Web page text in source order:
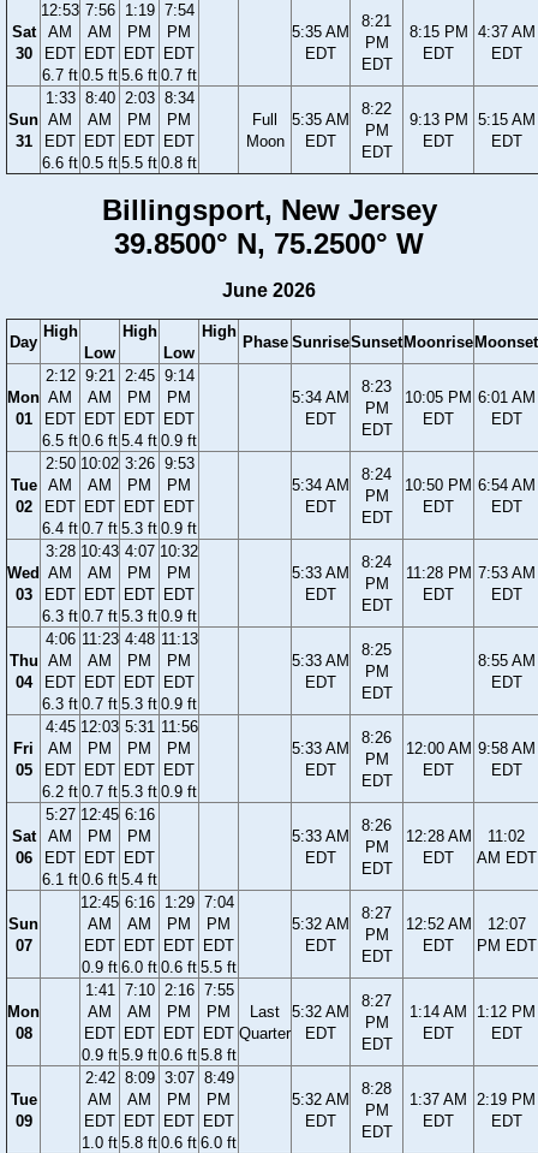
Sat
30
12:53
AM
EDT
6.7 ft
7:56
AM
EDT
0.5 ft
1:19
PM
EDT
5.6 ft
7:54
PM
EDT
0.7 ft
5:35 AM
EDT
8:21
PM
EDT
8:15 PM
EDT
4:37 AM
EDT
Sun
31
1:33
AM
EDT
6.6 ft
8:40
AM
EDT
0.5 ft
2:03
PM
EDT
5.5 ft
8:34
PM
EDT
0.8 ft
Full
Moon
5:35 AM
EDT
8:22
PM
EDT
9:13 PM
EDT
5:15 AM
EDT
Billingsport, New Jersey
39.8500° N, 75.2500° W
June 2026
Day
High
Low
High
Low
High
Phase SunriseSunsetMoonriseMoonset
Mon
01
2:12
AM
EDT
6.5 ft
9:21
AM
EDT
0.6 ft
2:45
PM
EDT
5.4 ft
9:14
PM
EDT
0.9 ft
5:34 AM
EDT
8:23
PM
EDT
10:05 PM
EDT
6:01 AM
EDT
Tue
02
2:50
AM
EDT
6.4 ft
10:02
AM
EDT
0.7 ft
3:26
PM
EDT
5.3 ft
9:53
PM
EDT
0.9 ft
5:34 AM
EDT
8:24
PM
EDT
10:50 PM
EDT
6:54 AM
EDT
Wed
03
3:28
AM
EDT
6.3 ft
10:43
AM
EDT
0.7 ft
4:07
PM
EDT
5.3 ft
10:32
PM
EDT
0.9 ft
5:33 AM
EDT
8:24
PM
EDT
11:28 PM
EDT
7:53 AM
EDT
Thu
04
4:06
AM
EDT
6.3 ft
11:23
AM
EDT
0.7 ft
4:48
PM
EDT
5.3 ft
11:13
PM
EDT
0.9 ft
5:33 AM
EDT
8:25
PM
EDT
8:55 AM
EDT
Fri
05
4:45
AM
EDT
6.2 ft
12:03
PM
EDT
0.7 ft
5:31
PM
EDT
5.3 ft
11:56
PM
EDT
0.9 ft
5:33 AM
EDT
8:26
PM
EDT
12:00 AM
EDT
9:58 AM
EDT
Sat
06
5:27
AM
EDT
6.1 ft
12:45
PM
EDT
0.6 ft
6:16
PM
EDT
5.4 ft
5:33 AM
EDT
8:26
PM
EDT
12:28 AM
EDT
11:02
AM EDT
Sun
07
12:45
AM
EDT
0.9 ft
6:16
AM
EDT
6.0 ft
1:29
PM
EDT
0.6 ft
7:04
PM
EDT
5.5 ft
5:32 AM
EDT
8:27
PM
EDT
12:52 AM
EDT
12:07
PM EDT
Mon
08
1:41
AM
EDT
0.9 ft
7:10
AM
EDT
5.9 ft
2:16
PM
EDT
0.6 ft
7:55
PM
EDT
5.8 ft
Last
Quarter
5:32 AM
EDT
8:27
PM
EDT
1:14 AM
EDT
1:12 PM
EDT
Tue
09
2:42
AM
EDT
1.0 ft
8:09
AM
EDT
5.8 ft
3:07
PM
EDT
0.6 ft
8:49
PM
EDT
6.0 ft
5:32 AM
EDT
8:28
PM
EDT
1:37 AM
EDT
2:19 PM
EDT